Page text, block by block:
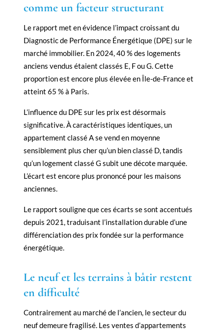
comme un facteur structurant
Le rapport met en évidence l’impact croissant du
Diagnostic de Performance Énergétique (DPE) sur le
marché immobilier. En 2024, 40 % des logements
anciens vendus étaient classés E, F ou G. Cette
proportion est encore plus élevée en Île-de-France et
atteint 65 % à Paris.
L’influence du DPE sur les prix est désormais
significative. À caractéristiques identiques, un
appartement classé A se vend en moyenne
sensiblement plus cher qu’un bien classé D, tandis
qu’un logement classé G subit une décote marquée.
L’écart est encore plus prononcé pour les maisons
anciennes.
Le rapport souligne que ces écarts se sont accentués
depuis 2021, traduisant l’installation durable d’une
différenciation des prix fondée sur la performance
énergétique.
Le neuf et les terrains à bâtir restent
en difficulté
Contrairement au marché de l’ancien, le secteur du
neuf demeure fragilisé. Les ventes d’appartements